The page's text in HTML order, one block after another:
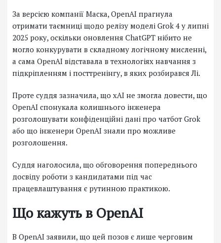
За версією компанії Маска, OpenAI прагнула
отримати таємниці щодо релізу моделі Grok 4 у липні
2025 року, оскільки оновлення ChatGPT нібито не
могло конкурувати в складному логічному мисленні,
а сама OpenAI відставала в технологіях навчання з
підкріпленням і посттренінгу, в яких розбирався Лі.
Проте суддя зазначила, що xAI не змогла довести, що
OpenAI спонукала колишнього інженера
розголошувати конфіденційні дані про чатбот Grok
або що інженери OpenAI знали про можливе
розголошення.
Суддя наголосила, що обговорення попереднього
досвіду роботи з кандидатами під час
працевлаштування є рутинною практикою.
Що кажуть в OpenAI
В OpenAI заявили, що цей позов є лише черговим